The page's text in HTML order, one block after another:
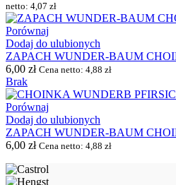
netto: 4,07 zł
Porównaj
Dodaj do ulubionych
ZAPACH WUNDER-BAUM
6,00 zł Cena netto: 4,88 zł
Brak
Porównaj
Dodaj do ulubionych
ZAPACH WUNDER-BAUM
6,00 zł Cena netto: 4,88 zł